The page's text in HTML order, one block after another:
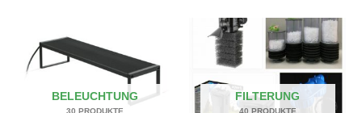
BELEUCHTUNG FILTERUNG